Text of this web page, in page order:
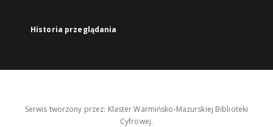
Historia przeglądania
Serwis tworzony przez: Klaster Warmińsko-Mazurskiej Biblioteki
Cyfrowej.